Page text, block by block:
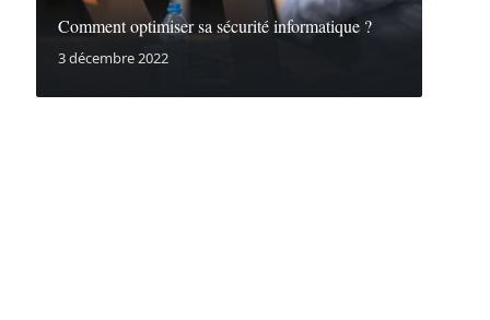
Comment optimiser sa sécurité informatique ?
3 décembre 2022